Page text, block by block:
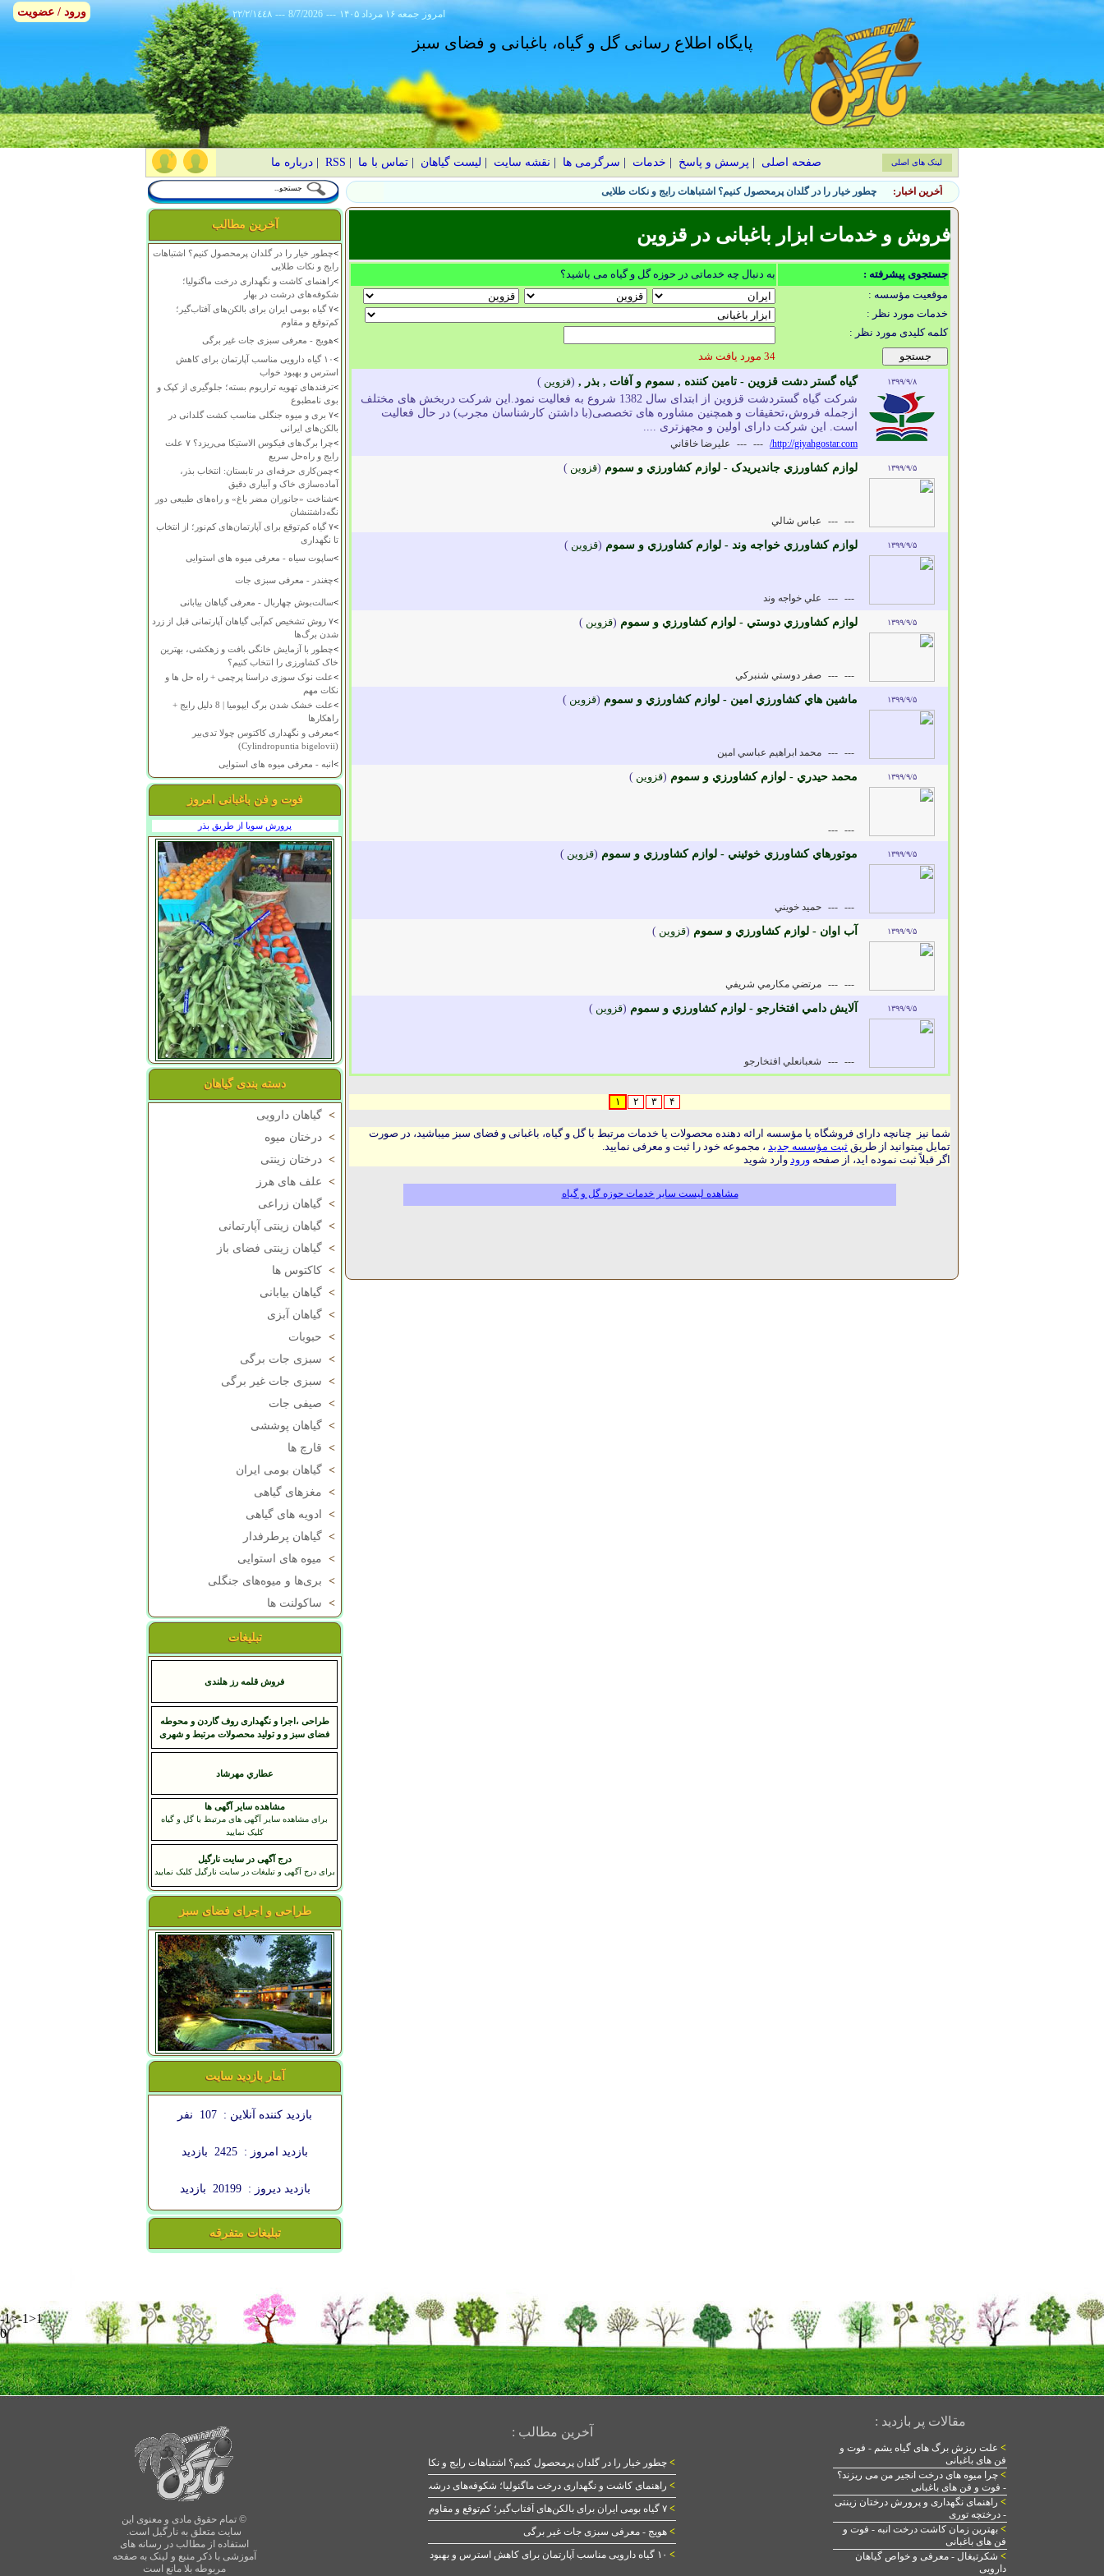
٢٢/٢/١٤٤٨ --- 8/7/2026 --- ۱۴۰۵ جمعه ۱۶ مرداد امروز
پایگاه اطلاع رسانی گل و گیاه، باغبانی و فضای سبز
صفحه اصلی پرسش و پاسخ خدمات سرگرمی ها نقشه سایت لیست گیاهان |تماس با ما RSS
|درباره ما لینک های اصلی
آخرین اخبار: چطور خیار را در گلدان پرمحصول کنیم؟ اشتباهات رایج و نکات طلایی
آخرین مطالب
>چطور خیار را در گلدان پرمحصول کنیم؟ اشتباهات
رایج و نکات طلایی
>راهنمای کاشت و نگهداری درخت ماگنولیا؛
شکوفه‌های درشت در بهار
>
۷ گیاه بومی ایران برای بالکن‌های آفتاب‌گیر؛
کم‌توقع و مقاوم
>هویج - معرفی سبزی جات غیر برگی
>
۱۰ گیاه دارویی مناسب آپارتمان برای کاهش
استرس و بهبود خواب
>ترفندهای تهویه تراریوم بسته؛ جلوگیری از کپک و
بوی نامطبوع
>
۷ بری و میوه جنگلی مناسب کشت گلدانی در
بالکن‌های ایرانی
>
چرا برگ‌های فیکوس الاستیکا می‌ریزد؟ ۷ علت
رایج و راه‌حل سریع
>چمن‌کاری حرفه‌ای در تابستان: انتخاب بذر،
آماده‌سازی خاک و آبیاری دقیق
>شناخت «جانوران مضر باغ» و راه‌های طبیعی دور
نگه‌داشتنشان
>
۷ گیاه کم‌توقع برای آپارتمان‌های کم‌نور؛ از انتخاب
تا نگهداری
>ساپوت سیاه - معرفی میوه های استوایی
>چغندر - معرفی سبزی جات
>سالت‌بوش چهاربال - معرفی گیاهان بیابانی
>
۷ روش تشخیص کم‌آبی گیاهان آپارتمانی قبل از زرد
شدن برگ‌ها
>چطور با آزمایش خانگی بافت و زهکشی، بهترین
خاک کشاورزی را انتخاب کنیم؟
>علت نوک سوزی دراسنا پرچمی + راه حل ها و
نکات مهم
>
علت خشک شدن برگ ایپومیا | 8 دلیل رایج +
راهکارها
>معرفی و نگهداری کاکتوس چولا تدی‌بیر
(Cylindropuntia bigelovii)
>انبه - معرفی میوه های استوایی
فوت و فن باغبانی امروز
پرورش سویا از طریق بذر
دسته بندی گیاهان
> گیاهان دارویی
> درختان میوه
> درختان زینتی
> علف های هرز
> گیاهان زراعی
> گیاهان زینتی آپارتمانی
> گیاهان زینتی فضای باز
> کاکتوس ها
> گیاهان بیابانی
> گیاهان آبزی
> حبوبات
> سبزی جات برگی
> سبزی جات غیر برگی
> صیفی جات
> گیاهان پوششی
> قارچ ها
> گیاهان بومی ایران
> مغزهای گیاهی
>
ادویه های گیاهی
> گیاهان پرطرفدار
> میوه های استوایی
> بری‌ها و میوه‌های جنگلی
> ساکولنت ها
تبلیغات
فروش قلمه رز هلندی
طراحی ،اجرا و نگهداری روف گاردن و محوطه
فضای سبز و و تولید محصولات مرتبط و شهری
عطاري مهرشاد
مشاهده سایر آگهی ها
برای مشاهده سایر آگهی های مرتبط با گل و گیاه
کلیک نمایید
درج آگهی در سایت نارگیل
برای درج آگهی و تبلیغات در سایت نارگیل کلیک نمایید
طراحی و اجرای فضای سبز
آمار بازدید سایت
بازدید کننده آنلاین : 107 نفر
بازدید امروز : 2425 بازدید
بازدید دیروز : 20199 بازدید
تبلیغات متفرقه
فروش و خدمات ابزار باغبانی در قزوين
جستجوی پیشرفته :
به دنبال چه خدماتی در حوزه گل و گیاه می باشید؟
موقعیت مؤسسه :
خدمات مورد نظر :
کلمه کلیدی مورد نظر :
34 مورد یافت شد
۱۳۹۹/۹/۸ گياه گستر دشت قزوين - تامين کننده , سموم و آفات , بذر , (قزوين )
شرکت گیاه گستردشت قزوین از ابتدای سال 1382 شروع به فعالیت نمود.این شرکت دربخش های مختلف
ازجمله فروش،تحقیقات و همچنین مشاوره های تخصصی(با داشتن کارشناسان مجرب) در حال فعالیت
است. این شرکت دارای اولین و مجهزتری ....
http://giyahgostar.com/
---
--- عليرضا خاقاني
۱۳۹۹/۹/۵ لوازم کشاورزي جانديريدک - لوازم کشاورزي و سموم (قزوين )
---
--- عباس شالي
۱۳۹۹/۹/۵ لوازم کشاورزي خواجه وند - لوازم کشاورزي و سموم (قزوين )
---
--- علي خواجه وند
۱۳۹۹/۹/۵ لوازم کشاورزي دوستي - لوازم کشاورزي و سموم (قزوين )
---
--- صفر دوستي شنبرکي
۱۳۹۹/۹/۵ ماشين هاي کشاورزي امين - لوازم کشاورزي و سموم (قزوين )
---
--- محمد ابراهيم عباسي امين
۱۳۹۹/۹/۵ محمد حيدري - لوازم کشاورزي و سموم (قزوين )
---
---
۱۳۹۹/۹/۵ موتورهاي کشاورزي خوئيني - لوازم کشاورزي و سموم (قزوين )
---
--- حميد خويني
۱۳۹۹/۹/۵ آب اوان - لوازم کشاورزي و سموم (قزوين )
---
--- مرتضي مکارمي شريفي
۱۳۹۹/۹/۵ آلايش دامي افتخارجو - لوازم کشاورزي و سموم (قزوين )
---
--- شعبانعلي افتخارجو
۱ ۲ ۳ ۴
شما نیز چنانچه دارای فروشگاه یا مؤسسه ارائه دهنده محصولات یا خدمات مرتبط با گل و گیاه، باغبانی و فضای سبز میباشید، در صورت
تمایل میتوانید از طریق ثبت مؤسسه جدید ، مجموعه خود را ثبت و معرفی نمایید.
اگر قبلاً ثبت نموده اید، از صفحه ورود وارد شوید
مشاهده لیست سایر خدمات حوزه گل و گیاه
-1>-1>1
0
© تمام حقوق مادی و معنوی این
سایت متعلق به نارگیل است.
استفاده از مطالب در رسانه های
آموزشی با ذکر منبع و لینک به صفحه
مربوطه بلا مانع است
آخرین مطالب :
> چطور خیار را در گلدان پرمحصول کنیم؟ اشتباهات رایج و نکات طلایی
> راهنمای کاشت و نگهداری درخت ماگنولیا؛ شکوفه‌های درشت در بهار
> ۷ گیاه بومی ایران برای بالکن‌های آفتاب‌گیر؛ کم‌توقع و مقاوم
> هویج - معرفی سبزی جات غیر برگی
> ۱۰ گیاه دارویی مناسب آپارتمان برای کاهش استرس و بهبود خواب
مقالات پر بازدید :
> علت ریزش برگ های گیاه یشم - فوت و
فن های باغبانی
> چرا میوه های درخت انجیر من می ریزند؟
- فوت و فن های باغبانی
> راهنمای نگهداری و پرورش درختان زینتی
- درختچه توری
> بهترین زمان کاشت درخت انبه - فوت و
فن های باغبانی
> شکرتیغال - معرفی و خواص گیاهان
دارویی
ورود / عضویت